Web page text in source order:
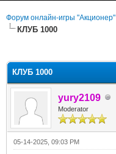
Форум онлайн-игры "Акционер"
КЛУБ 1000
КЛУБ 1000
yury2109
Moderator
05-14-2025, 09:03 PM